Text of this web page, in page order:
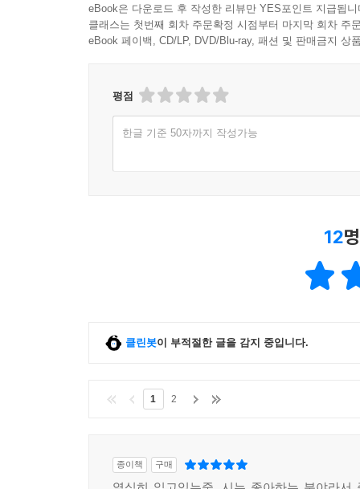
eBook은 다운로드 후 작성한 리뷰만 YES포인트 지급됩니
클래스는 첫번째 회차 주문확정 시점부터 마지막 회차 주
eBook 페이백, CD/LP, DVD/Blu-ray, 패션 및 판매금지 상
평점
한글 기준 50자까지 작성가능
12
클린봇이 부적절한 글을 감지 중입니다.
1 2
종이책 구매